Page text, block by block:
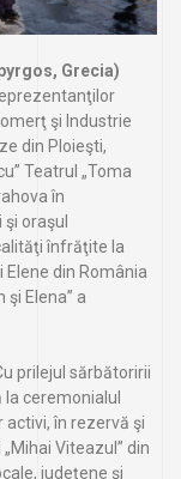
Grecia)
şi Industrie
din Ploieşti,
Teatrul „Toma
în
şi oraşul
înfrăţite la
din România
Elena” a
prilejul sărbătoririi
la ceremonialul
în rezervă şi
Viteazul” din
judeţene şi